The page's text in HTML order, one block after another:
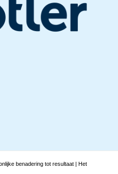
benadering tot resultaat | Het